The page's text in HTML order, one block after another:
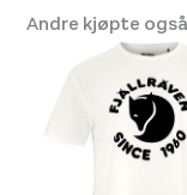
Andre kjøpte også